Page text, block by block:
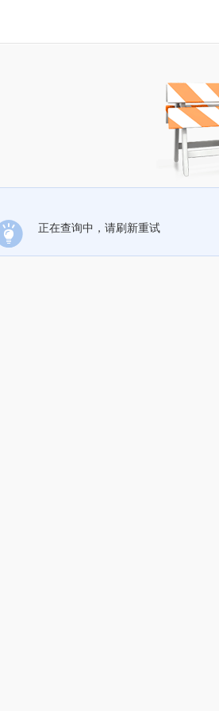
正在查询中，请刷新重试